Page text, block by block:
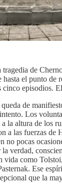
de
hasta el punto
cinco episodios.
de
Los
la altura de los
a las fuerzas de
no pocas
verdad,
vida como
Ese
que la